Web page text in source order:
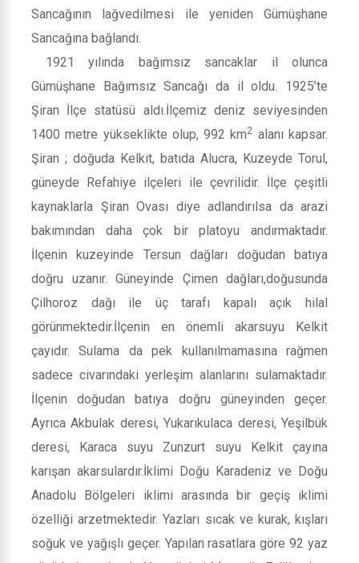
Sancağının lağvedilmesi ile yeniden Gümüşhane
Sancağına bağlandı.
1921 yılında bağımsız sancaklar il olunca
Gümüşhane Bağımsız Sancağı da il oldu. 1925’te
Şiran İlçe statüsü aldı.İlçemiz deniz seviyesinden
1400 metre yükseklikte olup, 992 km2 alanı kapsar.
Şiran ; doğuda Kelkit, batıda Alucra, Kuzeyde Torul,
güneyde Refahiye ilçeleri ile çevrilidir. İlçe çeşitli
kaynaklarla Şiran Ovası diye adlandırılsa da arazi
bakımından daha çok bir platoyu andırmaktadır.
İlçenin kuzeyinde Tersun dağları doğudan batıya
doğru uzanır. Güneyinde Çimen dağları,doğusunda
Çilhoroz dağı ile üç tarafı kapalı açık hilal
görünmektedir.İlçenin en önemli akarsuyu Kelkit
çayıdır. Sulama da pek kullanılmamasına rağmen
sadece civarındaki yerleşim alanlarını sulamaktadır.
İlçenin doğudan batıya doğru güneyinden geçer.
Ayrıca Akbulak deresi, Yukarıkulaca deresi, Yeşilbük
deresi, Karaca suyu Zunzurt suyu Kelkit çayına
karışan akarsulardır.İklimi Doğu Karadeniz ve Doğu
Anadolu Bölgeleri iklimi arasında bir geçiş iklimi
özelliği arzetmektedir. Yazları sıcak ve kurak, kışları
soğuk ve yağışlı geçer. Yapılan rasatlara göre 92 yaz